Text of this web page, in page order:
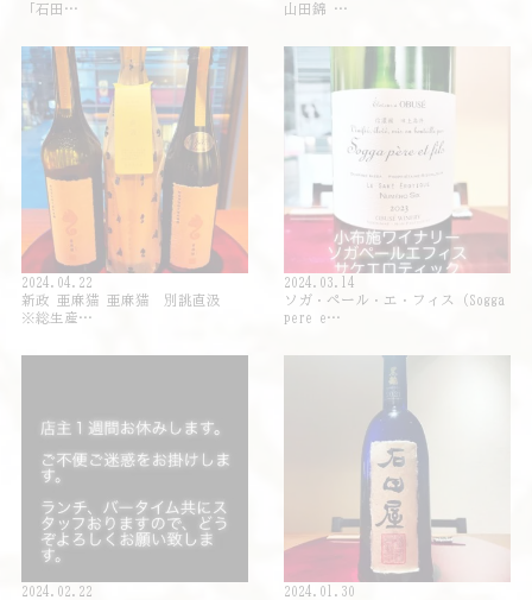
「石田…
山田錦 …
2024.04.22
新政 亜麻猫 亜麻猫 別誂直汲
※総生産…
2024.03.14
ソガ・ペール・エ・フィス（Sogga
pere e…
2024.02.22
2024.01.30